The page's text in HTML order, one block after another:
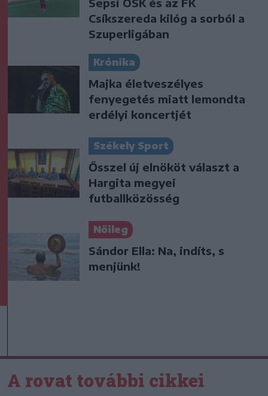
Csíkszereda kilóg a sorból a
Szuperligában
Krónika
Majka életveszélyes
fenyegetés miatt lemondta
erdélyi koncertjét
Székely Sport
Ősszel új elnököt választ a
Hargita megyei
futballközösség
Nőileg
Sándor Ella: Na, indíts, s
menjünk!
A rovat további cikkei